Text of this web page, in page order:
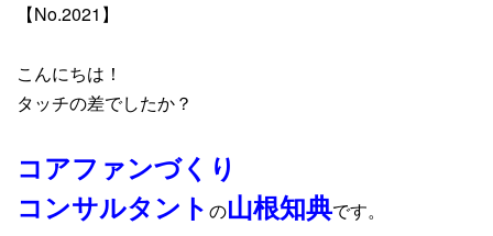
【No.2021】
こんにちは！
タッチの差でしたか？
コアファンづくり
コンサルタント の山根知典です。